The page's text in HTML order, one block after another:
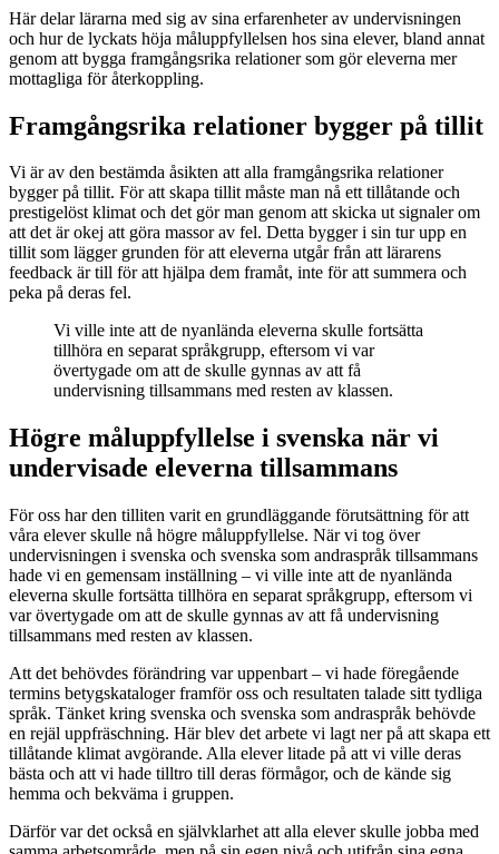
Här delar lärarna med sig av sina erfarenheter av undervisningen
och hur de lyckats höja måluppfyllelsen hos sina elever, bland annat
genom att bygga framgångsrika relationer som gör eleverna mer
mottagliga för återkoppling.
Framgångsrika relationer bygger på tillit
Vi är av den bestämda åsikten att alla framgångsrika relationer
bygger på tillit. För att skapa tillit måste man nå ett tillåtande och
prestigelöst klimat och det gör man genom att skicka ut signaler om
att det är okej att göra massor av fel. Detta bygger i sin tur upp en
tillit som lägger grunden för att eleverna utgår från att lärarens
feedback är till för att hjälpa dem framåt, inte för att summera och
peka på deras fel.
Vi ville inte att de nyanlända eleverna skulle fortsätta
tillhöra en separat språkgrupp, eftersom vi var
övertygade om att de skulle gynnas av att få
undervisning tillsammans med resten av klassen.
Högre måluppfyllelse i svenska när vi
undervisade eleverna tillsammans
För oss har den tilliten varit en grundläggande förutsättning för att
våra elever skulle nå högre måluppfyllelse. När vi tog över
undervisningen i svenska och svenska som andraspråk tillsammans
hade vi en gemensam inställning – vi ville inte att de nyanlända
eleverna skulle fortsätta tillhöra en separat språkgrupp, eftersom vi
var övertygade om att de skulle gynnas av att få undervisning
tillsammans med resten av klassen.
Att det behövdes förändring var uppenbart – vi hade föregående
termins betygskataloger framför oss och resultaten talade sitt tydliga
språk. Tänket kring svenska och svenska som andraspråk behövde
en rejäl uppfräschning. Här blev det arbete vi lagt ner på att skapa ett
tillåtande klimat avgörande. Alla elever litade på att vi ville deras
bästa och att vi hade tilltro till deras förmågor, och de kände sig
hemma och bekväma i gruppen.
Därför var det också en självklarhet att alla elever skulle jobba med